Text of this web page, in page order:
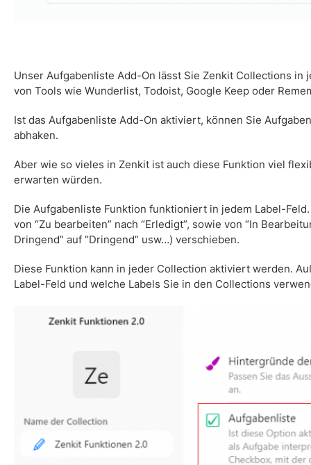
Unser Aufgabenliste Add-On lässt Sie Zenkit Collections in
von Tools wie Wunderlist, Todoist, Google Keep oder
Ist das Aufgabenliste Add-On aktiviert, können Sie
abhaken.
Aber wie so vieles in Zenkit ist auch diese Funktion viel
erwarten würden.
Die Aufgabenliste Funktion funktioniert in jedem Label-
von “Zu bearbeiten” nach “Erledigt”, sowie von “In
Dringend” auf “Dringend” usw…) verschieben.
Diese Funktion kann in jeder Collection aktiviert werden.
Label-Feld und welche Labels Sie in den Collections